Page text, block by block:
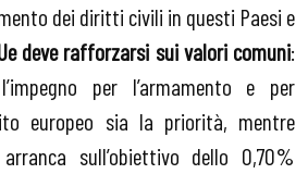
dei diritti civili in questi Paesi e
deve rafforzarsi sui valori comuni:
per l’armamento e per
europeo sia la priorità, mentre
sull’obiettivo dello 0,70%